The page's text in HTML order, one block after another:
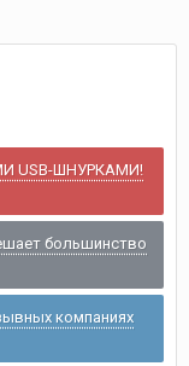
USB-ШНУРКАМИ!
большинство
компаниях